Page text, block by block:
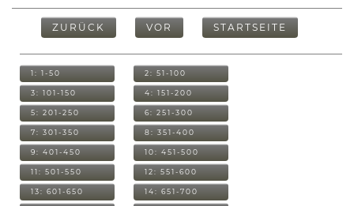
ZURÜCK VOR STARTSEITE
1: 1-50 2: 51-100
3: 101-150 4: 151-200
5: 201-250 6: 251-300
7: 301-350 8: 351-400
9: 401-450 10: 451-500
11: 501-550 12: 551-600
13: 601-650 14: 651-700